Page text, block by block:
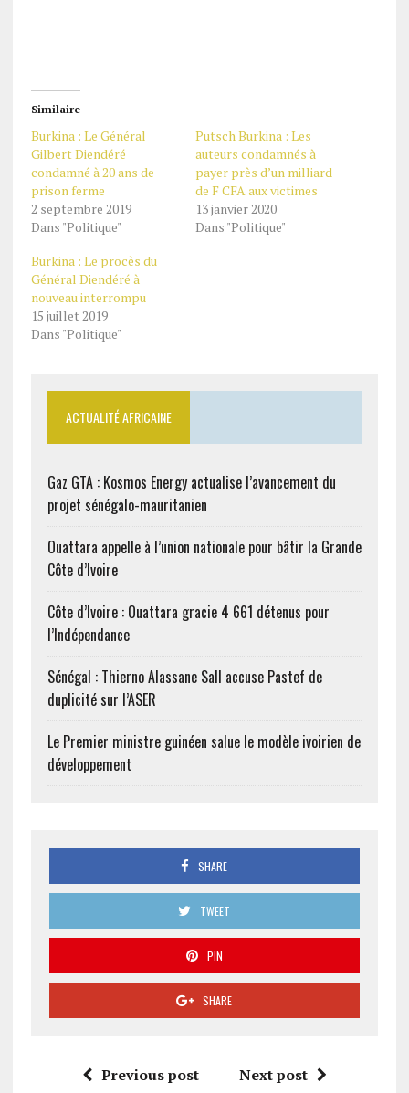
Similaire
Burkina : Le Général
Gilbert Diendéré
condamné à 20 ans de
prison ferme
2 septembre 2019
Dans "Politique"
Putsch Burkina : Les
auteurs condamnés à
payer près d’un milliard
de F CFA aux victimes
13 janvier 2020
Dans "Politique"
Burkina : Le procès du
Général Diendéré à
nouveau interrompu
15 juillet 2019
Dans "Politique"
ACTUALITÉ AFRICAINE
Gaz GTA : Kosmos Energy actualise l’avancement du
projet sénégalo-mauritanien
Ouattara appelle à l’union nationale pour bâtir la Grande
Côte d’Ivoire
Côte d’Ivoire : Ouattara gracie 4 661 détenus pour
l’Indépendance
Sénégal : Thierno Alassane Sall accuse Pastef de
duplicité sur l’ASER
Le Premier ministre guinéen salue le modèle ivoirien de
développement
SHARE
TWEET
PIN
SHARE
Previous post Next post